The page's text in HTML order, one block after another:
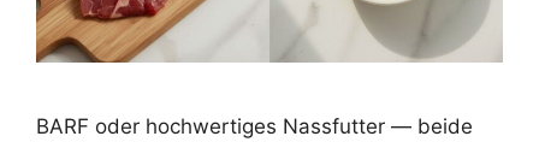
BARF oder hochwertiges Nassfutter — beide